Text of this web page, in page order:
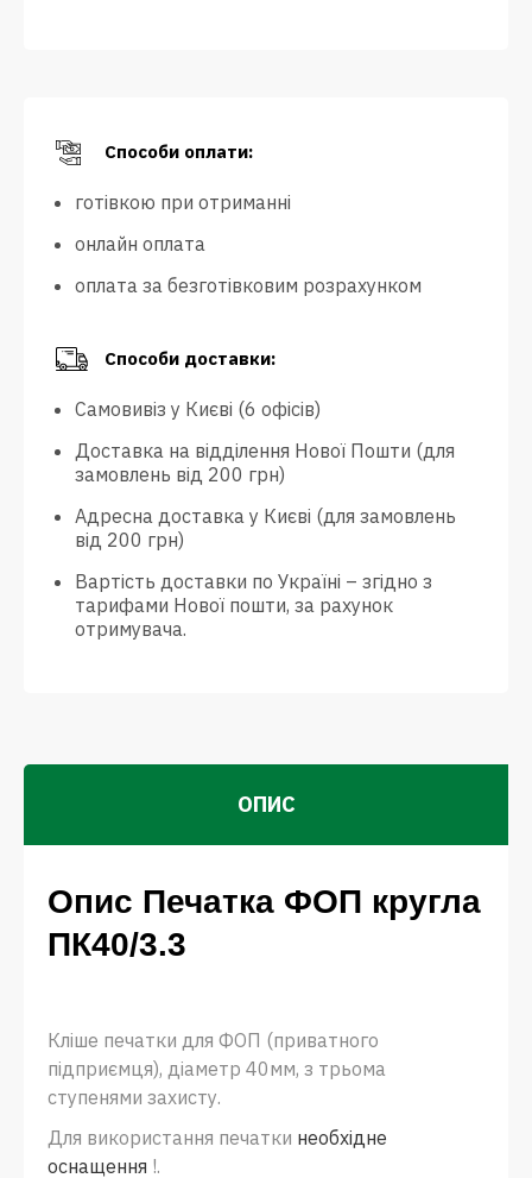
Способи оплати:
готівкою при отриманні
онлайн оплата
оплата за безготівковим розрахунком
Способи доставки:
Самовивіз у Києві (6 офісів)
Доставка на відділення Нової Пошти (для
замовлень від 200 грн)
Адресна доставка у Києві (для замовлень
від 200 грн)
Вартість доставки по Україні – згідно з
тарифами Нової пошти, за рахунок
отримувача.
ОПИС
Опис Печатка ФОП кругла
ПК40/3.3
Кліше печатки для ФОП (приватного
підприємця), діаметр 40мм, з трьома
ступенями захисту.
Для використання печатки необхідне
оснащення !.